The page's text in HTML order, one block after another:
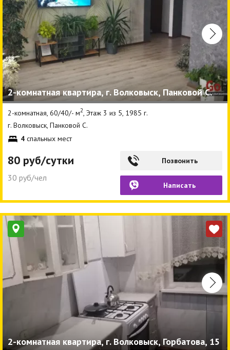
2-комнатная квартира, г. Волковыск, Панковой С.
2-комнатная, 60/40/- м2, Этаж 3 из 5, 1985 г.
г. Волковыск, Панковой С.
4 спальных мест
80 руб/сутки
30 руб/чел
Позвонить
Написать
2-комнатная квартира, г. Волковыск, Горбатова, 15